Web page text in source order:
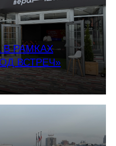
В РАМКАХ
ВСТРЕЧ»